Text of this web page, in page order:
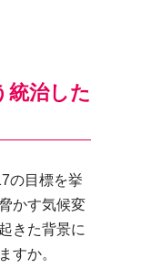
統治した
の目標を挙
かす気候変
きた背景に
すか。